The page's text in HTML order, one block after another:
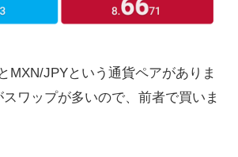
MXN/JPYという通貨ペアがありま
ワップが多いので、前者で買いま